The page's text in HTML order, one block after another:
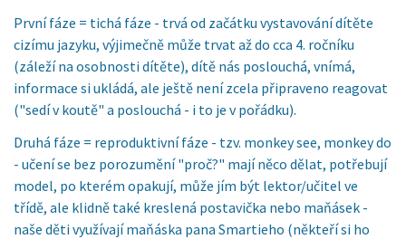
První fáze = tichá fáze - trvá od začátku vystavování dítěte
cizímu jazyku, výjimečně může trvat až do cca 4. ročníku
(záleží na osobnosti dítěte), dítě nás poslouchá, vnímá,
informace si ukládá, ale ještě není zcela připraveno reagovat
("sedí v koutě" a poslouchá - i to je v pořádku).
Druhá fáze = reproduktivní fáze - tzv. monkey see, monkey do
- učení se bez porozumění "proč?" mají něco dělat, potřebují
model, po kterém opakují, může jím být lektor/učitel ve
třídě, ale klidně také kreslená postavička nebo maňásek -
naše děti využívají maňáska pana Smartieho (někteří si ho